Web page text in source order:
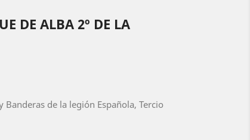
DE ALBA 2º DE LA
de la legión Española, Tercio